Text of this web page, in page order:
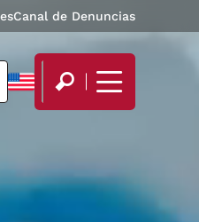
Canal de Denuncias